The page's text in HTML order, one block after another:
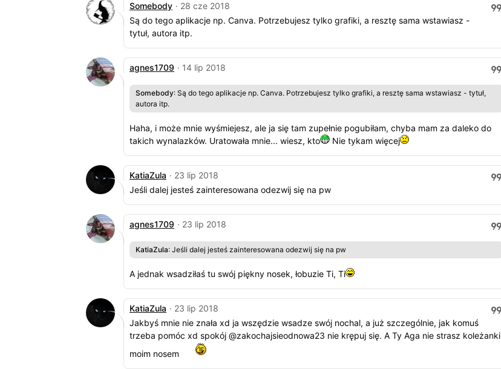
Somebody · 28 cze 2018
Są do tego aplikacje np. Canva. Potrzebujesz tylko grafiki, a resztę sama wstawiasz -
tytuł, autora itp.
agnes1709 · 14 lip 2018
Somebody: Są do tego aplikacje np. Canva. Potrzebujesz tylko grafiki, a resztę sama wstawiasz - tytuł,
autora itp.
Haha, i może mnie wyśmiejesz, ale ja się tam zupełnie pogubiłam, chyba mam za daleko do
takich wynalazków. Uratowała mnie... wiesz, kto
Nie tykam więcej
KatiaZula · 23 lip 2018
Jeśli dalej jesteś zainteresowana odezwij się na pw
agnes1709 · 23 lip 2018
KatiaZula: Jeśli dalej jesteś zainteresowana odezwij się na pw
A jednak wsadziłaś tu swój piękny nosek, łobuzie Ti, Ti
KatiaZula · 23 lip 2018
Jakbyś mnie nie znała xd ja wszędzie wsadze swój nochal, a już szczególnie, jak komuś
trzeba pomóc xd spokój @zakochajsieodnowa23 nie krępuj się. A Ty Aga nie strasz koleżanki
moim nosem